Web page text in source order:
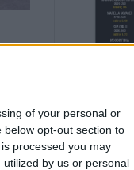
of your personal or
opt-out section to
processed you may
by us or personal